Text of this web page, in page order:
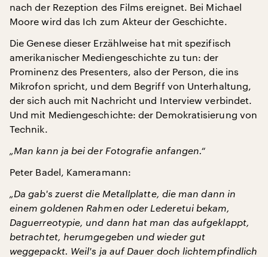
nach der Rezeption des Films ereignet. Bei Michael
Moore wird das Ich zum Akteur der Geschichte.
Die Genese dieser Erzählweise hat mit spezifisch
amerikanischer Mediengeschichte zu tun: der
Prominenz des Presenters, also der Person, die ins
Mikrofon spricht, und dem Begriff von Unterhaltung,
der sich auch mit Nachricht und Interview verbindet.
Und mit Mediengeschichte: der Demokratisierung von
Technik.
„Man kann ja bei der Fotografie anfangen.“
Peter Badel, Kameramann:
„Da gab's zuerst die Metallplatte, die man dann in
einem goldenen Rahmen oder Lederetui bekam,
Daguerreotypie, und dann hat man das aufgeklappt,
betrachtet, herumgegeben und wieder gut
weggepackt. Weil's ja auf Dauer doch lichtempfindlich